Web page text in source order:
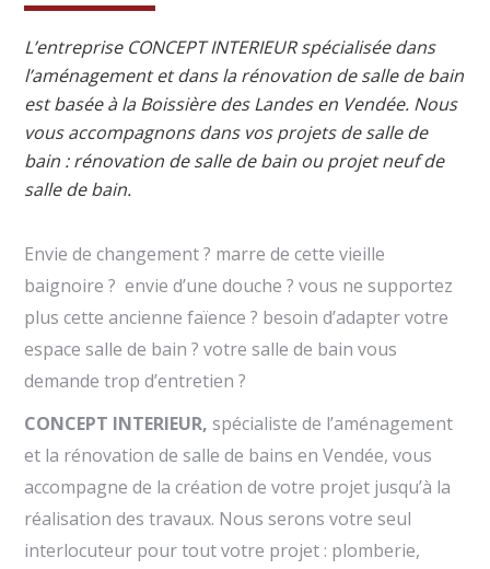
L’entreprise CONCEPT INTERIEUR spécialisée dans
l’aménagement et dans la rénovation de salle de bain
est basée à la Boissière des Landes en Vendée. Nous
vous accompagnons dans vos projets de salle de
bain : rénovation de salle de bain ou projet neuf de
salle de bain.
Envie de changement ? marre de cette vieille
baignoire ? envie d’une douche ? vous ne supportez
plus cette ancienne faïence ? besoin d’adapter votre
espace salle de bain ? votre salle de bain vous
demande trop d’entretien ?
CONCEPT INTERIEUR, spécialiste de l’aménagement
et la rénovation de salle de bains en Vendée, vous
accompagne de la création de votre projet jusqu’à la
réalisation des travaux. Nous serons votre seul
interlocuteur pour tout votre projet : plomberie,